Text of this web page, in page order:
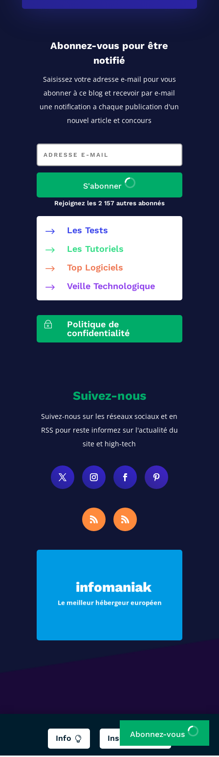
Abonnez-vous pour être
notifié
Saisissez votre adresse e-mail pour vous
abonner à ce blog et recevoir par e-mail
une notification a chaque publication d'un
nouvel article et concours
Adresse
mail
S'abonner
Rejoignez les 2 157 autres abonnés
$ Les Tests
$ Les Tutoriels
$ Top Logiciels
$ Veille Technologique
~
Politique de
confidentialité
Suivez-nous
Suivez-nous sur les réseaux sociaux et en
RSS pour reste informez sur l'actualité du
site et high-tech
infomaniak
Le meilleur hébergeur européen
hébergement pour vos sites Web et
vos e-mails
Info  Inscription 
Abonnez-vous